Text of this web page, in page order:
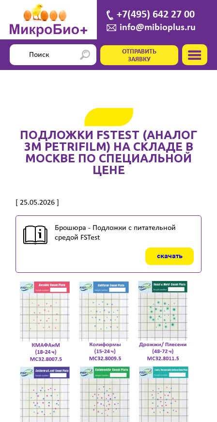
+7(495) 642 27 00
info@mibioplus.ru
ОТПРАВИТЬ
ЗАЯВКУ
ПОДЛОЖКИ FSTEST (АНАЛОГ
3M PETRIFILM) НА СКЛАДЕ В
МОСКВЕ ПО СПЕЦИАЛЬНОЙ
ЦЕНЕ
[ 25.05.2026 ]
Брошюра - Подложки с питательной
средой FSTest
скачать